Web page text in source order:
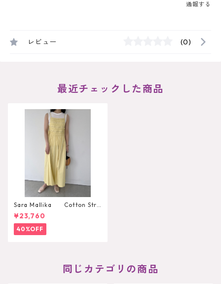
通報する
レビュー (0)
最近チェックした商品
Sara Mallika Cotton Stri
pe Jaquard Shirring Dress
¥23,760
40%OFF
同じカテゴリの商品